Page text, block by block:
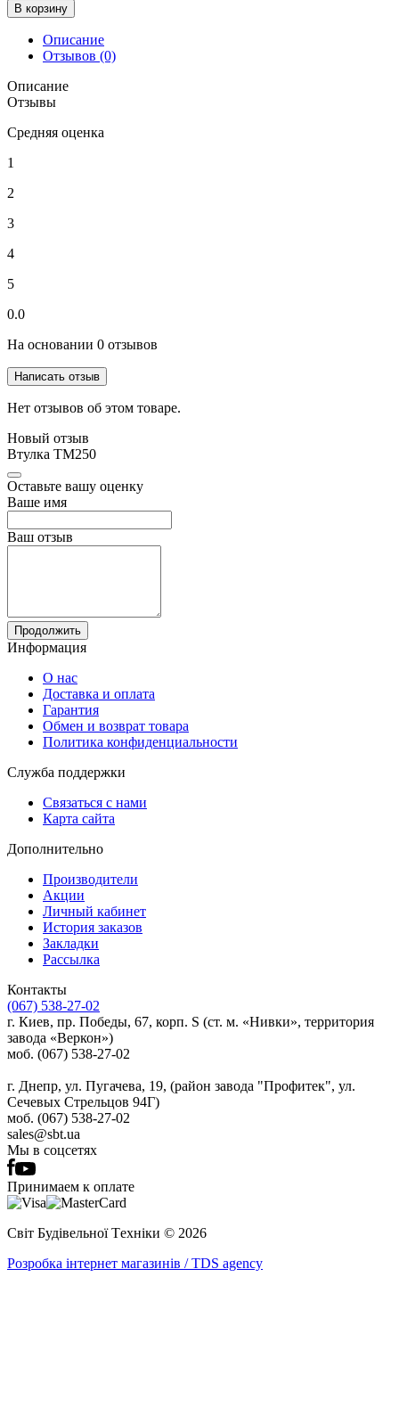
В корзину
Описание
Отзывов (0)
Описание
Отзывы
Средняя оценка
1
2
3
4
5
0.0
На основании 0 отзывов
Написать отзыв
Нет отзывов об этом товаре.
Новый отзыв
Втулка TM250
Оставьте вашу оценку
Ваше имя
Ваш отзыв
Продолжить
Информация
О нас
Доставка и оплата
Гарантия
Обмен и возврат товара
Политика конфиденциальности
Служба поддержки
Связаться с нами
Карта сайта
Дополнительно
Производители
Акции
Личный кабинет
История заказов
Закладки
Рассылка
Контакты
(067) 538-27-02
г. Киев, пр. Победы, 67, корп. S (ст. м. «Нивки», территория
завода «Веркон»)
моб. (067) 538-27-02
г. Днепр, ул. Пугачева, 19, (район завода "Профитек", ул.
Сечевых Стрельцов 94Г)
моб. (067) 538-27-02
sales@sbt.ua
Мы в соцсетях
Принимаем к оплате
Світ Будівельної Tехніки © 2026
Розробка інтернет магазинів / TDS agency